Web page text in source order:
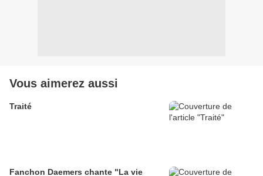
Vous aimerez aussi
Traité
Fanchon Daemers chante "La vie